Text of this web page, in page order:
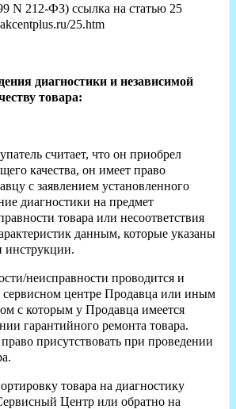
N 212-ФЗ) ссылка на статью 25
25.htm
диагностики и независимой
товара:
считает, что он приобрел
качества, он имеет право
с заявлением установленного
диагностики на предмет
товара или несоответствия
данным, которые указаны
инструкции.
неисправности проводится и
сервисном центре Продавца или иным
с которым у Продавца имеется
гарантийного ремонта товара.
присутствовать при проведении
товара на диагностику
Центр или обратно на